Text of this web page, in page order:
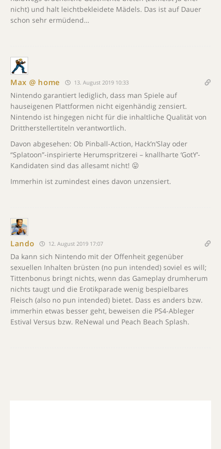
nicht) und halt leichtbekleidete Mädels. Das ist auf Dauer
schon sehr ermüdend…
Max @ home 13. August 2019 10:33
Nintendo garantiert lediglich, dass man Spiele auf
hauseigenen Plattformen nicht eigenhändig zensiert.
Nintendo ist hingegen nicht für die inhaltliche Qualität von
Drittherstellertiteln verantwortlich.
Davon abgesehen: Ob Pinball-Action, Hack’n’Slay oder
“Splatoon”-inspirierte Herumspritzerei – knallharte ‘GotY’-
Kandidaten sind das allesamt nicht! 😛
Immerhin ist zumindest eines davon unzensiert.
Lando 12. August 2019 17:07
Da kann sich Nintendo mit der Offenheit gegenüber
sexuellen Inhalten brüsten (no pun intended) soviel es will;
Tittenbonus bringt nichts, wenn das Gameplay drumherum
nichts taugt und die Erotikparade wenig bespielbares
Fleisch (also no pun intended) bietet. Dass es anders bzw.
immerhin etwas besser geht, beweisen die PS4-Ableger
Estival Versus bzw. ReNewal und Peach Beach Splash.